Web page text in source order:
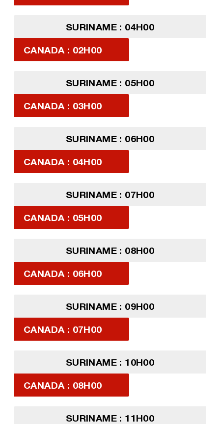
SURINAME : 04H00
CANADA : 02H00
SURINAME : 05H00
CANADA : 03H00
SURINAME : 06H00
CANADA : 04H00
SURINAME : 07H00
CANADA : 05H00
SURINAME : 08H00
CANADA : 06H00
SURINAME : 09H00
CANADA : 07H00
SURINAME : 10H00
CANADA : 08H00
SURINAME : 11H00